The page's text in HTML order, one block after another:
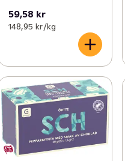
59,58 kr
148,95 kr /kg